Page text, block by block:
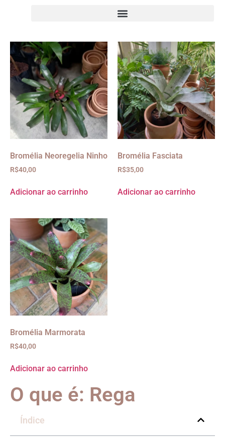
Bromélia Neoregelia Ninho
R$40,00
Adicionar ao carrinho
Bromélia Fasciata
R$35,00
Adicionar ao carrinho
Bromélia Marmorata
R$40,00
Adicionar ao carrinho
O que é: Rega
Índice